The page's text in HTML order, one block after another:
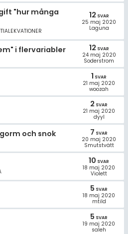
"hur många
12 SVAR
25 maj 2020
Laguna
i flervariabler 12 SVAR
24 maj 2020
Soderstrom
1 SVAR
21 maj 2020
woozah
2 SVAR
21 maj 2020
dyyl
och snok 7 SVAR
20 maj 2020
Smutstvätt
10 SVAR
18 maj 2020
Violett
5 SVAR
18 maj 2020
mtild
5 SVAR
19 maj 2020
saleh